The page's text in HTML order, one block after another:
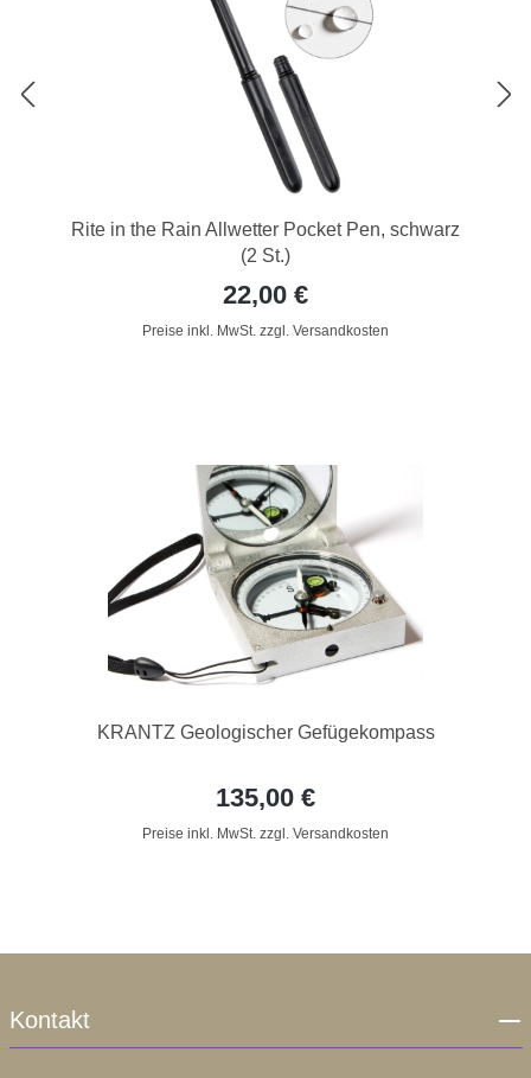
Rite in the Rain Allwetter Pocket Pen, schwarz
(2 St.)
22,00 €
Preise inkl. MwSt. zzgl. Versandkosten
KRANTZ Geologischer Gefügekompass
135,00 €
Preise inkl. MwSt. zzgl. Versandkosten
Kontakt